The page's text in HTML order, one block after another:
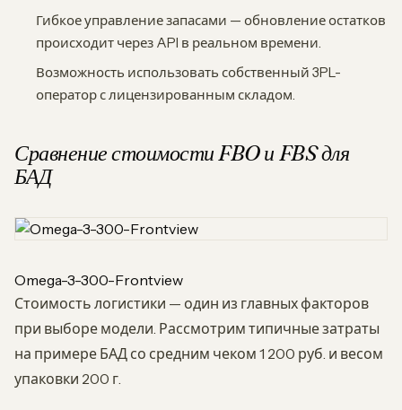
Гибкое управление запасами — обновление остатков
происходит через API в реальном времени.
Возможность использовать собственный 3PL-
оператор с лицензированным складом.
Сравнение стоимости FBO и FBS для
БАД
Omega-3-300-Frontview
Стоимость логистики — один из главных факторов
при выборе модели. Рассмотрим типичные затраты
на примере БАД со средним чеком 1 200 руб. и весом
упаковки 200 г.